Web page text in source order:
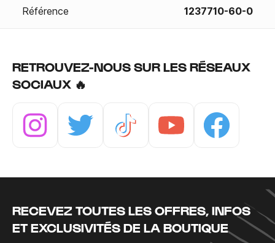
Référence 1237710-60-0
RETROUVEZ-NOUS SUR LES RÉSEAUX
SOCIAUX 🔥
RECEVEZ TOUTES LES OFFRES, INFOS
ET EXCLUSIVITÉS DE LA BOUTIQUE